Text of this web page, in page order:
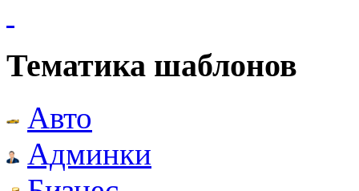
Тематика шаблонов
Авто
Админки